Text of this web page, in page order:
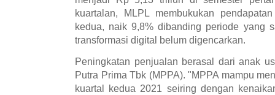
kuartalan, MLPL membukukan
kedua, naik 9,8% dibanding periode yang
transformasi digital belum digencarkan.
Peningkatan penjualan berasal dari anak
Putra Prima Tbk (MPPA). "MPPA mampu
kuartal kedua 2021 seiring dengan